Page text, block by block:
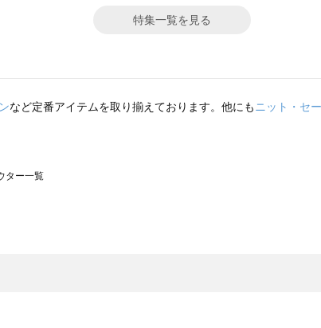
特集一覧を見る
など定番アイテムを取り揃えております。他にもニット・セ
ター一覧
のアウター一覧
ー一覧